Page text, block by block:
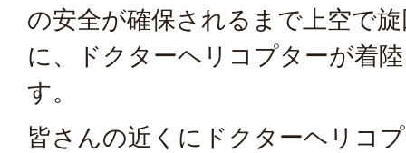
の安全が確保されるまで上空で
に、ドクターヘリコプターが着
す。
皆さんの近くにドクターヘリコ